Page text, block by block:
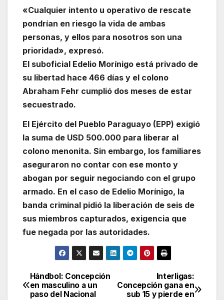
«Cualquier intento u operativo de rescate
pondrían en riesgo la vida de ambas
personas, y ellos para nosotros son una
prioridad», expresó.
El suboficial Edelio Morínigo está privado de
su libertad hace 466 días y el colono
Abraham Fehr cumplió dos meses de estar
secuestrado.
El Ejército del Pueblo Paraguayo (EPP) exigió
la suma de USD 500.000 para liberar al
colono menonita. Sin embargo, los familiares
aseguraron no contar con ese monto y
abogan por seguir negociando con el grupo
armado. En el caso de Edelio Morínigo, la
banda criminal pidió la liberación de seis de
sus miembros capturados, exigencia que
fue negada por las autoridades.
Navegación
Interligas:
Concepción gana en
sub 15 y pierde en
Hándbol: Concepción
en masculino a un
paso del Nacional